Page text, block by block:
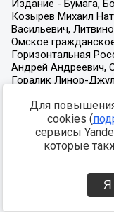
Для
cookies (
сервисы
которые
Я